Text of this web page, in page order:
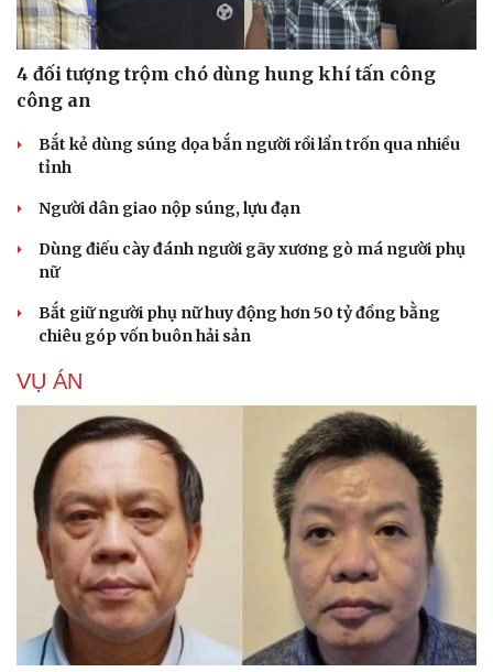
4 đối tượng trộm chó dùng hung khí tấn công
công an
Bắt kẻ dùng súng dọa bắn người rồi lẩn trốn qua nhiều
tỉnh
Người dân giao nộp súng, lựu đạn
Dùng điếu cày đánh người gãy xương gò má người phụ
nữ
Bắt giữ người phụ nữ huy động hơn 50 tỷ đồng bằng
chiêu góp vốn buôn hải sản
VỤ ÁN